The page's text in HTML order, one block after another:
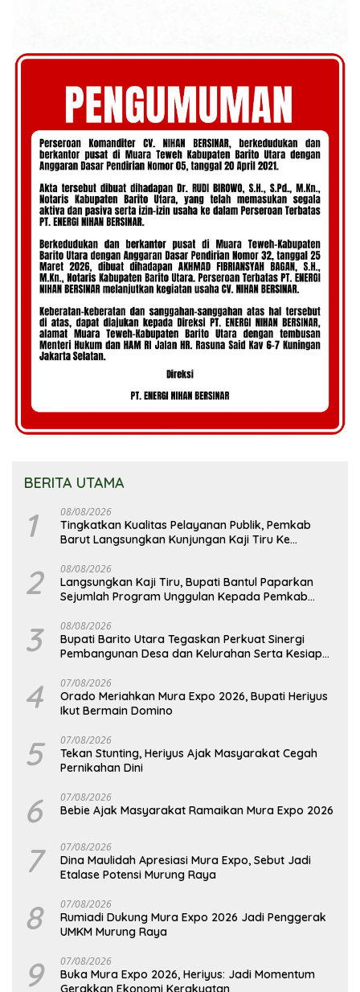
BERITA UTAMA
1 08/08/2026
Tingkatkan Kualitas Pelayanan Publik, Pemkab
Barut Langsungkan Kunjungan Kaji Tiru Ke
2 08/08/2026
Langsungkan Kaji Tiru, Bupati Bantul Paparkan
Sejumlah Program Unggulan Kepada Pemkab
3 08/08/2026
Bupati Barito Utara Tegaskan Perkuat Sinergi
Pembangunan Desa dan Kelurahan Serta Kesiapan
4 07/08/2026
Orado Meriahkan Mura Expo 2026, Bupati Heriyus
Ikut Bermain Domino
5 07/08/2026
Tekan Stunting, Heriyus Ajak Masyarakat Cegah
Pernikahan Dini
6 07/08/2026
Bebie Ajak Masyarakat Ramaikan Mura Expo 2026
7 07/08/2026
Dina Maulidah Apresiasi Mura Expo, Sebut Jadi
Etalase Potensi Murung Raya
8 07/08/2026
Rumiadi Dukung Mura Expo 2026 Jadi Penggerak
UMKM Murung Raya
9 07/08/2026
Buka Mura Expo 2026, Heriyus: Jadi Momentum
Gerakkan Ekonomi Kerakyatan